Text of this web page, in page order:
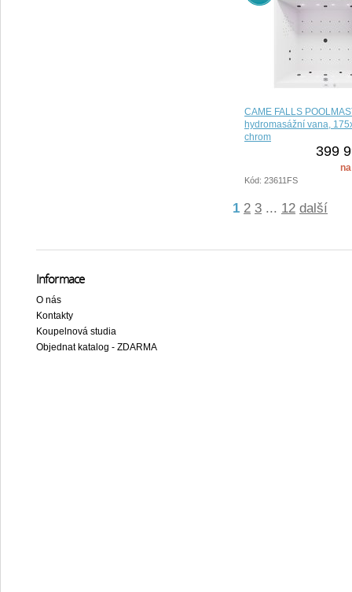
CAME FALLS
hydromasážní vana,
chrom
399
Kód: 23611FS
1 2 3 ... 12 další
Informace
O nás
Kontakty
Koupelnová studia
Objednat katalog - ZDARMA